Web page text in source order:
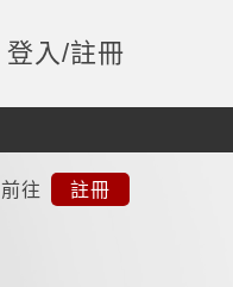
登入/註冊
前往 註冊